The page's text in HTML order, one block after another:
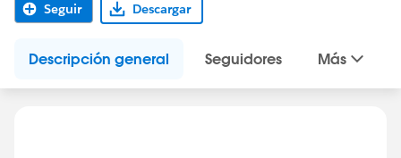
Seguir Descargar
Descripción general Seguidores Más